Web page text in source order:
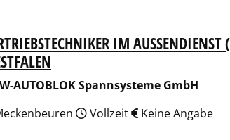
GmbH
IM AUSSENDIENST
AUTOBLOK Spannsysteme GmbH
Vollzeit Keine Angabe